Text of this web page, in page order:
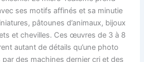
ses motifs affinés et sa minutie
pâtounes d’animaux, bijoux
et chevilles. Ces œuvres de 3 à 8
autant de détails qu’une photo
des machines dernier cri et des